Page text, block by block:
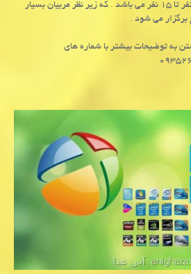
کلاس های عمومی شطرنج از ۳ نفر تا ۱۵ نفر می باشد . که زیر نظر مربیان بسیار
می شود .
به توضیحات بیشتر با شماره های